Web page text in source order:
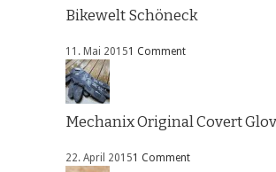
Bikewelt Schöneck
11. Mai 20151 Comment
Mechanix Original Covert
22. April 20151 Comment